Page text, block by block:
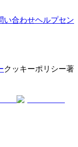
い合わせヘルプセン
クッキーポリシー著